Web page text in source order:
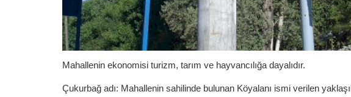
Mahallenin ekonomisi turizm, tarım ve hayvancılığa dayalıdır.
Çukurbağ adı: Mahallenin sahilinde bulunan Köyalanı ismi verilen